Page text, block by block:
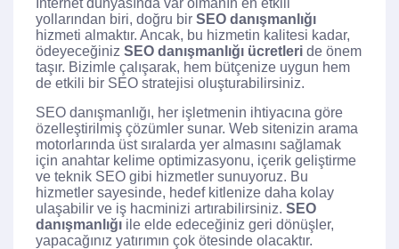
İnternet dünyasında var olmanın en etkili
yollarından biri, doğru bir SEO danışmanlığı
hizmeti almaktır. Ancak, bu hizmetin kalitesi kadar,
ödeyeceğiniz SEO danışmanlığı ücretleri de önem
taşır. Bizimle çalışarak, hem bütçenize uygun hem
de etkili bir SEO stratejisi oluşturabilirsiniz.
SEO danışmanlığı, her işletmenin ihtiyacına göre
özelleştirilmiş çözümler sunar. Web sitenizin arama
motorlarında üst sıralarda yer almasını sağlamak
için anahtar kelime optimizasyonu, içerik geliştirme
ve teknik SEO gibi hizmetler sunuyoruz. Bu
hizmetler sayesinde, hedef kitlenize daha kolay
ulaşabilir ve iş hacminizi artırabilirsiniz. SEO
danışmanlığı ile elde edeceğiniz geri dönüşler,
yapacağınız yatırımın çok ötesinde olacaktır.